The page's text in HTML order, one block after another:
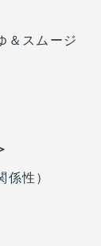
＆スムージ
性）